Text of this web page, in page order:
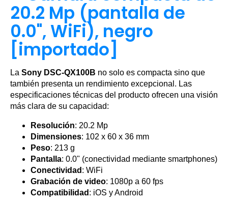
20.2 Mp (pantalla de
0.0", WiFi), negro
[importado]
La Sony DSC-QX100B no solo es compacta sino que
también presenta un rendimiento excepcional. Las
especificaciones técnicas del producto ofrecen una visión
más clara de su capacidad:
Resolución: 20.2 Mp
Dimensiones: 102 x 60 x 36 mm
Peso: 213 g
Pantalla: 0.0" (conectividad mediante smartphones)
Conectividad : WiFi
Grabación de video: 1080p a 60 fps
Compatibilidad : iOS y Android